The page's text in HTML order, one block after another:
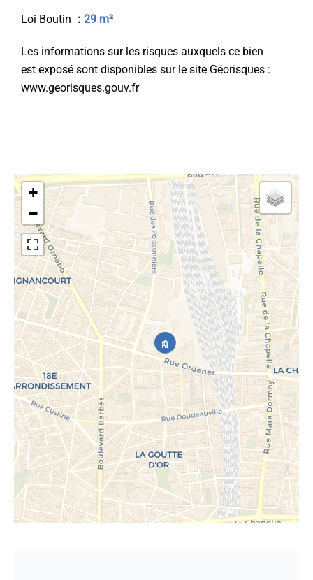
Loi Boutin 29 m²
Les informations sur les risques auxquels ce bien
est exposé sont disponibles sur le site Géorisques :
www.georisques.gouv.fr
+
−